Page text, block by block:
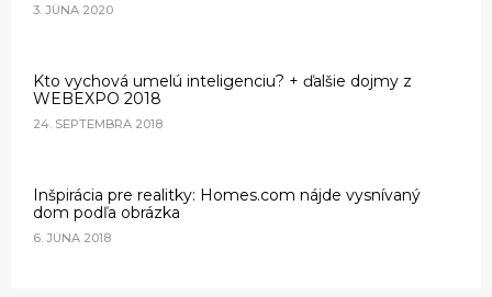
3. JÚNA 2020
Kto vychová umelú inteligenciu? + ďalšie dojmy z
WEBEXPO 2018
24. SEPTEMBRA 2018
Inšpirácia pre realitky: Homes.com nájde vysnívaný
dom podľa obrázka
6. JÚNA 2018